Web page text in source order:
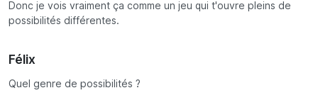
Donc je vois vraiment ça comme un jeu qui t'ouvre pleins de
possibilités différentes.
Félix
Quel genre de possibilités ?